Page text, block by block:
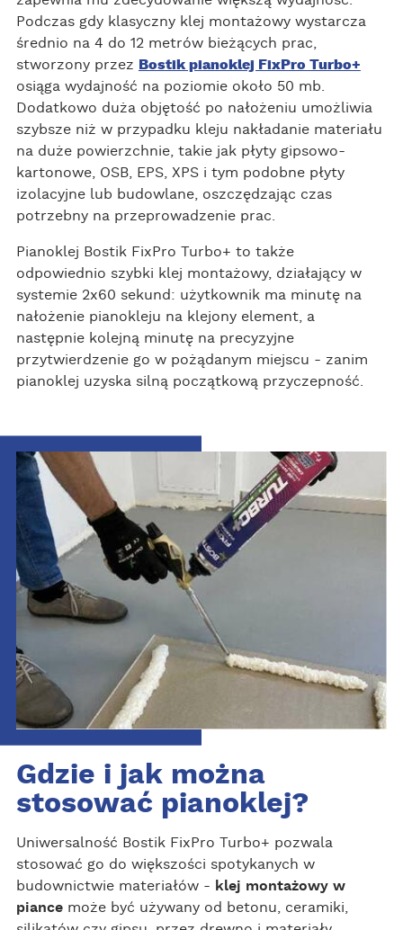
Podczas gdy klasyczny klej montażowy wystarcza
średnio na 4 do 12 metrów bieżących prac,
stworzony przez
Bostik pianoklej FixPro Turbo+
osiąga wydajność na poziomie około 50 mb.
Dodatkowo duża objętość po nałożeniu umożliwia
szybsze niż w przypadku kleju nakładanie materiału
na duże powierzchnie, takie jak płyty gipsowo-
kartonowe, OSB, EPS, XPS i tym podobne płyty
izolacyjne lub budowlane, oszczędzając czas
potrzebny na przeprowadzenie prac.
Pianoklej Bostik FixPro Turbo+ to także
odpowiednio szybki klej montażowy, działający w
systemie 2x60 sekund: użytkownik ma minutę na
nałożenie pianokleju na klejony element, a
następnie kolejną minutę na precyzyjne
przytwierdzenie go w pożądanym miejscu - zanim
pianoklej uzyska silną początkową przyczepność.
Gdzie i jak można
stosować pianoklej?
Uniwersalność Bostik FixPro Turbo+ pozwala
stosować go do większości spotykanych w
budownictwie materiałów - klej montażowy w
piancemoże być używany od betonu, ceramiki,